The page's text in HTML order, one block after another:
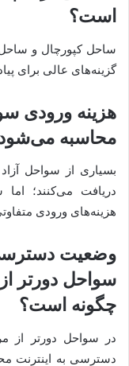
است؟
ساحل کپورچال و ساحل
گزینه‌های عالی برای
هزینه ورودی
محاسبه
بسیاری از سواحل
دریافت می‌کنند؛
هزینه‌های ورودی
وضعیت دسترسی
سواحل دورتر
چگونه است؟
در سواحل دورتر از
دسترسی به اینترنت